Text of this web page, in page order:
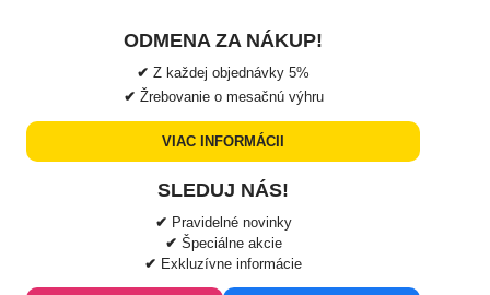
ODMENA ZA NÁKUP!
✔ Z každej objednávky 5%
✔ Žrebovanie o mesačnú výhru
VIAC INFORMÁCII
SLEDUJ NÁS!
✔ Pravidelné novinky
✔ Špeciálne akcie
✔ Exkluzívne informácie